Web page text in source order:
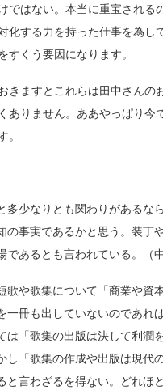
ではない。本当に重宝され
化する力を持った仕事を為
すくう要因になります。
きますとこれらは田中さんの
ありません。ああやっぱり
多少なりとも関わりがあるな
の事実であるかと思う。装丁
であるとも言われている。（中
歌や歌集について「商業や資
一冊も出していないのであ
は「歌集の出版は決して利潤
し「歌集の作成や出版は現代
と言わざるを得ない。どれほ